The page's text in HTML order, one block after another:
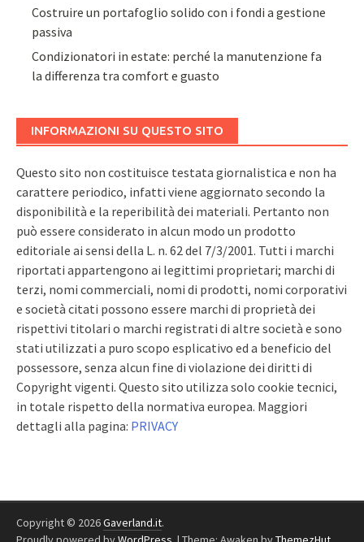
Costruire un portafoglio solido con i fondi a gestione
passiva
Condizionatori in estate: perché la manutenzione fa
la differenza tra comfort e guasto
INFORMAZIONI SU QUESTO SITO
Questo sito non costituisce testata giornalistica e non ha
carattere periodico, infatti viene aggiornato secondo la
disponibilità e la reperibilità dei materiali. Pertanto non
può essere considerato in alcun modo un prodotto
editoriale ai sensi della L. n. 62 del 7/3/2001. Tutti i marchi
riportati appartengono ai legittimi proprietari; marchi di
terzi, nomi commerciali, nomi di prodotti, nomi corporativi
e società citati possono essere marchi di proprietà dei
rispettivi titolari o marchi registrati di altre società e sono
stati utilizzati a puro scopo esplicativo ed a beneficio del
possessore, senza alcun fine di violazione dei diritti di
Copyright vigenti. Questo sito utilizza solo cookie tecnici,
in totale rispetto della normativa europea. Maggiori
dettagli alla pagina: PRIVACY
Copyright © 2026Gaverland.it.